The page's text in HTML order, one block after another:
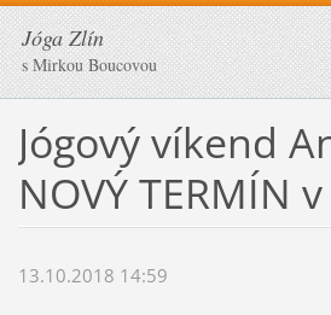
Jóga Zlín
s Mirkou Boucovou
Jógový víkend
NOVÝ TERMÍN
13.10.2018 14:59